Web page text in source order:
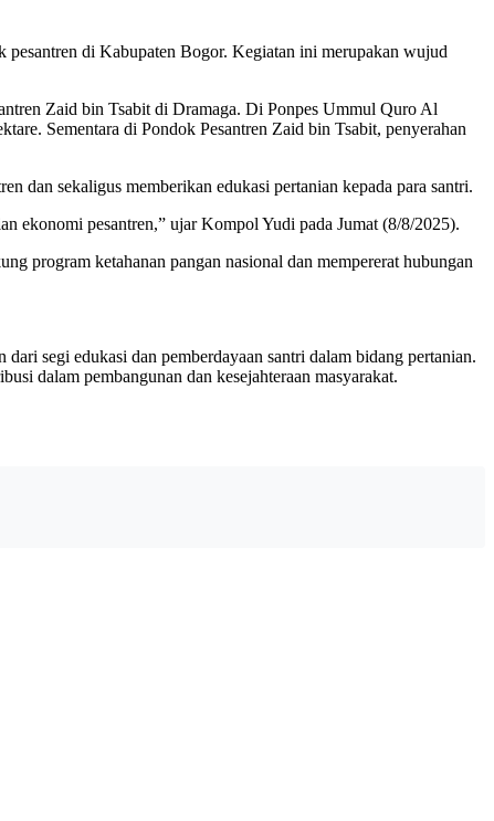
pesantren di Kabupaten Bogor. Kegiatan ini merupakan wujud
Zaid bin Tsabit di Dramaga. Di Ponpes Ummul Quro Al
Sementara di Pondok Pesantren Zaid bin Tsabit, penyerahan
dan sekaligus memberikan edukasi pertanian kepada para santri.
ekonomi pesantren,” ujar Kompol Yudi pada Jumat (8/8/2025).
program ketahanan pangan nasional dan mempererat hubungan
segi edukasi dan pemberdayaan santri dalam bidang pertanian.
dalam pembangunan dan kesejahteraan masyarakat.